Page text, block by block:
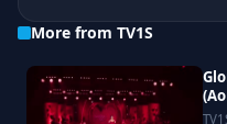
More from TV1S